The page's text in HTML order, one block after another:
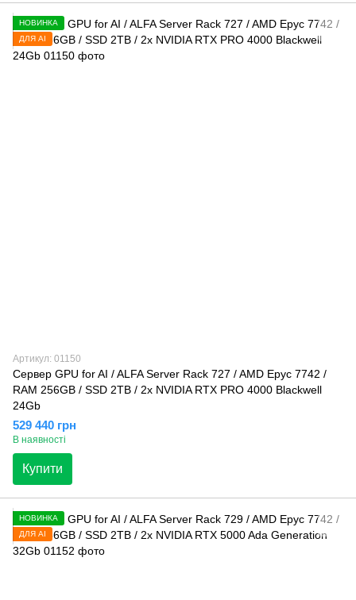
НОВИНКА
ДЛЯ AI
Артикул: 01150
Сервер GPU for AI / ALFA Server Rack 727 / AMD Epyc 7742 /
RAM 256GB / SSD 2TB / 2x NVIDIA RTX PRO 4000 Blackwell
24Gb
529 440 грн
В наявності
Купити
НОВИНКА
ДЛЯ AI